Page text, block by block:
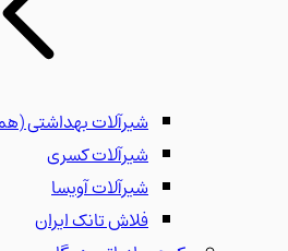
شیرآلات بهداشتی(همه)
شیرآلات کسری
شیرآلات آویسا
فلاش تانک ایران